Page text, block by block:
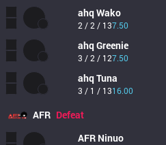
ahq Wako
2 / 2 / 137.50
ahq Greenie
3 / 2 / 127.50
ahq Tuna
3 / 1 / 1316.00
AFR Defeat
AFR Ninuo